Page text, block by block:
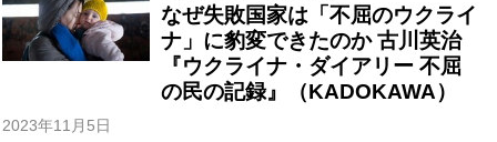
なぜ失敗国家は「不屈のウクライ
ナ」に豹変できたのか 古川英治
『ウクライナ・ダイアリー 不屈
の民の記録』（KADOKAWA）
2023年11月5日